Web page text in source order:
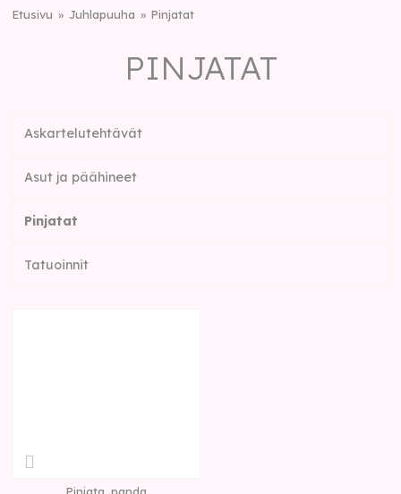
Etusivu Juhlapuuha Pinjatat
PINJATAT
Askartelutehtävät
Asut ja päähineet
Pinjatat
Tatuoinnit
Pinjata, panda